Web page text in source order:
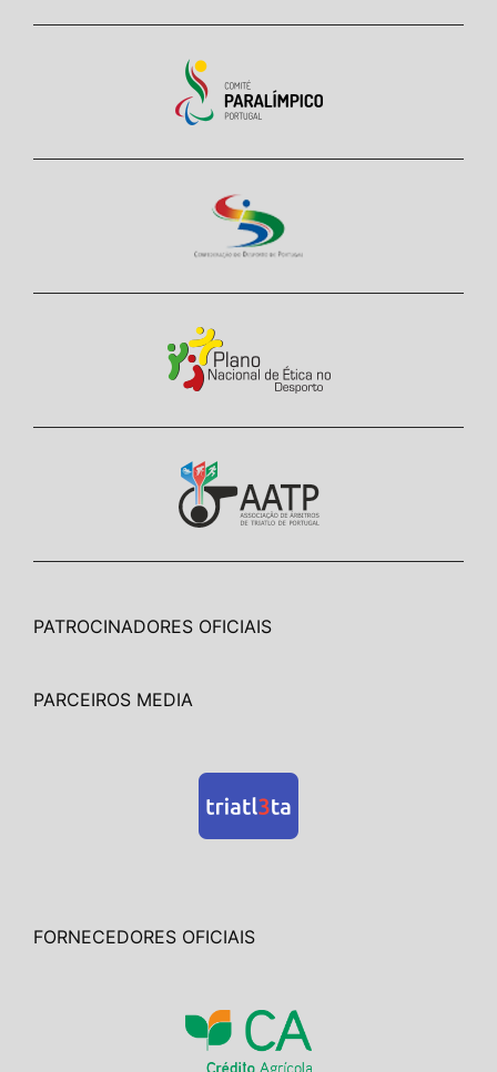
PATROCINADORES OFICIAIS
PARCEIROS MEDIA
FORNECEDORES OFICIAIS